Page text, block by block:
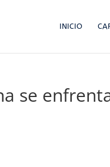
INICIO
se